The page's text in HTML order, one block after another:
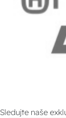
Sledujte naše